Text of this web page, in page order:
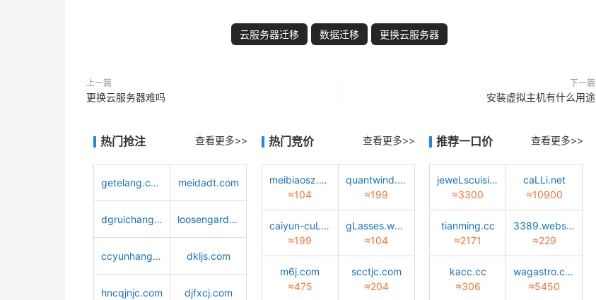
云服务器迁移 数据迁移 更换云服务器
上一篇
更换云服务器难吗
下一篇
安装虚拟主机有什么用途
热门抢注 查看更多>>
getelang.com meidadt.com
dgruichang.com loosengarden.com
ccyunhang.com dkljs.com
hncqjnjc.com djfxcj.com
热门竞价 查看更多>>
meibiaosz.com
≈104
quantwind.com
≈199
caiyun-cuLture.com
≈199
gLasses.worLd
≈104
m6j.com
≈475
scctjc.com
≈204
推荐一口价 查看更多>>
jeweLscuisine.com
≈3300
caLLi.net
≈10900
tianming.cc
≈2171
3389.website
≈229
kacc.cc
≈306
wagastro.com
≈5450